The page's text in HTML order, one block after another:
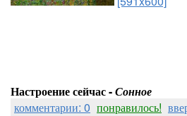
Настроение сейчас -Сонное
комментарии: 0 понравилось!